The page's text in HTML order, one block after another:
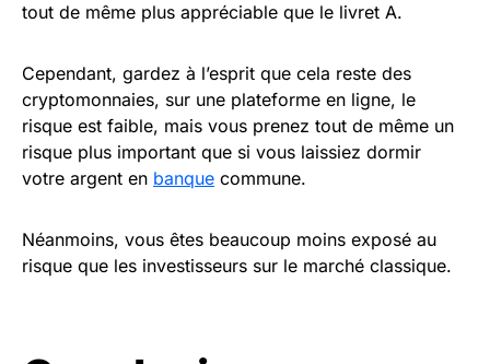
tout de même plus appréciable que le livret A.
Cependant, gardez à l’esprit que cela reste des
cryptomonnaies, sur une plateforme en ligne, le
risque est faible, mais vous prenez tout de même un
risque plus important que si vous laissiez dormir
votre argent en banque commune.
Néanmoins, vous êtes beaucoup moins exposé au
risque que les investisseurs sur le marché classique.